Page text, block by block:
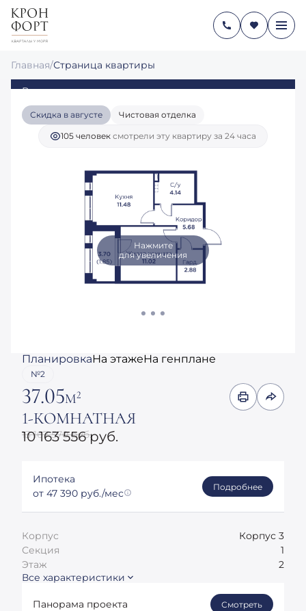
Главная/Страница квартиры
Ипотекаот 47 390 руб./мес.
Видовая квартира
Скидка в августе Чистовая отделка
105 человек смотрели эту квартиру за 24 часа
Нажмите
для увеличения
ПланировкаНа этажеНа генплане
№2
37.05М2
1-КОМНАТНАЯ
13 167 570 руб.
10 163 556 руб.
Ипотека
от 47 390 руб./мес
Подробнее
Корпус
Корпус 3
Секция
1
Этаж
2
Все характеристики
Панорама проекта Смотреть